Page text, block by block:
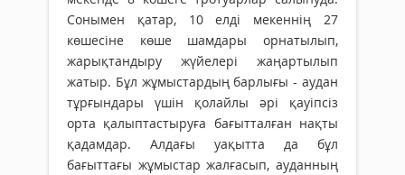
Сонымен қатар, 10 елді мекеннің 27
көшесіне көше шамдары орнатылып,
жарықтандыру жүйелері жаңартылып
жатыр. Бұл жұмыстардың барлығы - аудан
тұрғындары үшін қолайлы әрі қауіпсіз
орта қалыптастыруға бағытталған нақты
қадамдар. Алдағы уақытта да бұл
бағыттағы жұмыстар жалғасып, ауданның